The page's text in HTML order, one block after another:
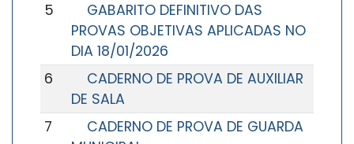
5
GABARITO DEFINITIVO DAS
PROVAS OBJETIVAS APLICADAS NO
DIA 18/01/2026
6
CADERNO DE PROVA DE AUXILIAR
DE SALA
7
CADERNO DE PROVA DE GUARDA